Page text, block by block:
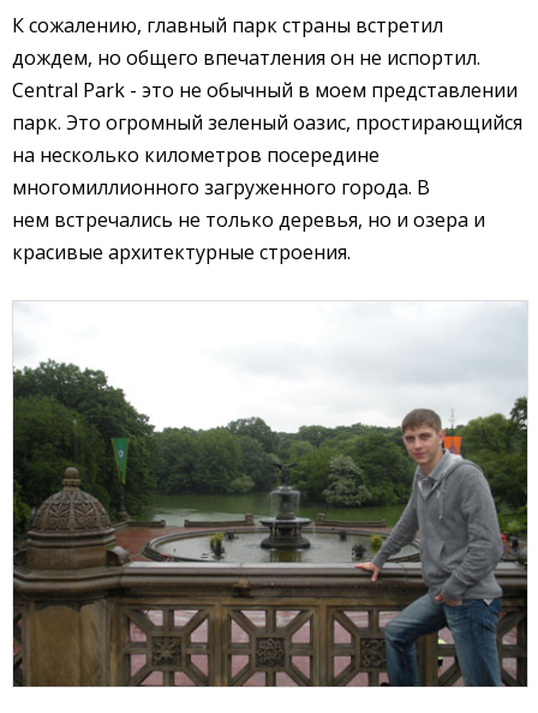
К сожалению, главный парк страны встретил
дождем, но общего впечатления он не испортил.
Central Park - это не обычный в моем представлении
парк. Это огромный зеленый оазис, простирающийся
на несколько километров посередине
многомиллионного загруженного города. В
нем встречались не только деревья, но и озера и
красивые архитектурные строения.